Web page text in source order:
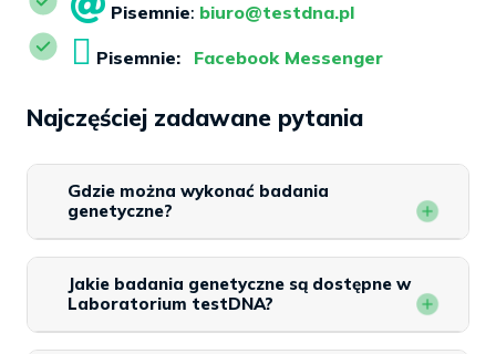
Pisemnie: biuro@testdna.pl
Pisemnie: Facebook Messenger
Najczęściej zadawane pytania
Gdzie można wykonać badania
genetyczne?
Jakie badania genetyczne są dostępne w
Laboratorium testDNA?